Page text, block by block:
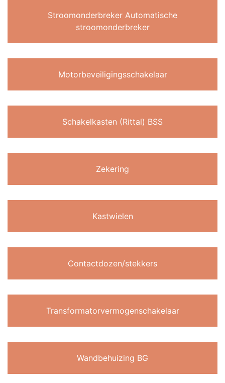
Stroomonderbreker Automatische
stroomonderbreker
Motorbeveiligingsschakelaar
Schakelkasten (Rittal) BSS
Zekering
Kastwielen
Contactdozen/stekkers
Transformatorvermogenschakelaar
Wandbehuizing BG